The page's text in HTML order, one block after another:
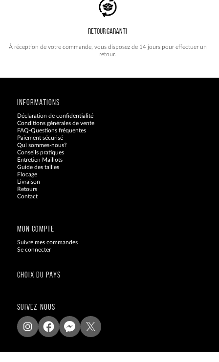
RETOUR GARANTI
À réception de votre commande, vous disposez de 14 jours pour effectuer un
retour.
INFORMATIONS
Déclaration de confidentialité
Conditions générales de vente
FAQ-Questions fréquentes
Paiement sécurisé
Qui sommes-nous?
Conseils pratiques
Entretien Maillots
Guide des tailles
Flocage
Livraison
Retours
Contact
MON COMPTE
Suivre mes commandes
Se connecter
CHOIX DU PAYS
SUIVEZ-NOUS